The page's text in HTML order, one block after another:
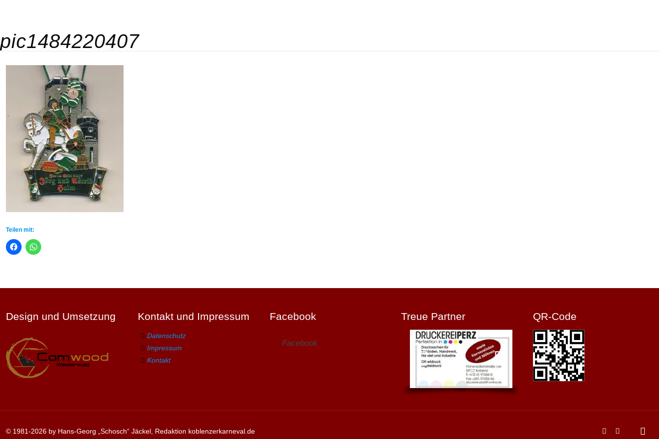
pic1484220407
Teilen mit:
Design und Umsetzung Kontakt und Impressum
Datenschutz
Impressum
Kontakt
Facebook
Facebook
Treue Partner QR-Code
© 1981-2026 by Hans-Georg „Schosch“ Jäckel, Redaktion koblenzerkarneval.de